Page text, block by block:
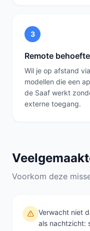
3
Remote behoefte
Wil je op afstand
modellen die een
de Saaf werkt
externe toegang.
Voorkom deze
Verwacht niet
als nachtzicht: